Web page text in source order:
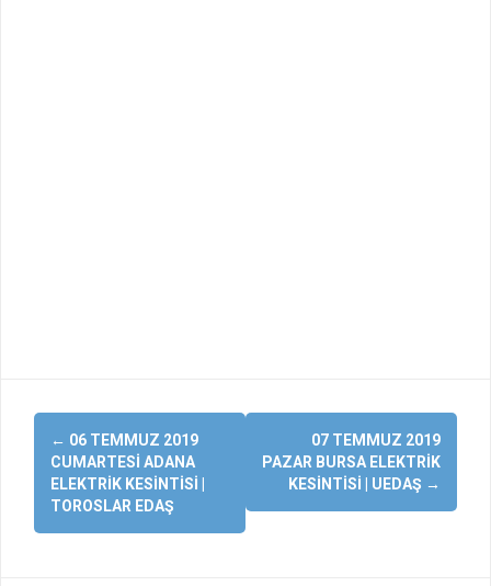
Yazı
dolaşımı
← 06 TEMMUZ 2019
CUMARTESI ADANA
ELEKTRIK KESINTISI |
TOROSLAR EDAŞ
07 TEMMUZ 2019
PAZAR BURSA ELEKTRIK
KESINTISI | UEDAŞ →